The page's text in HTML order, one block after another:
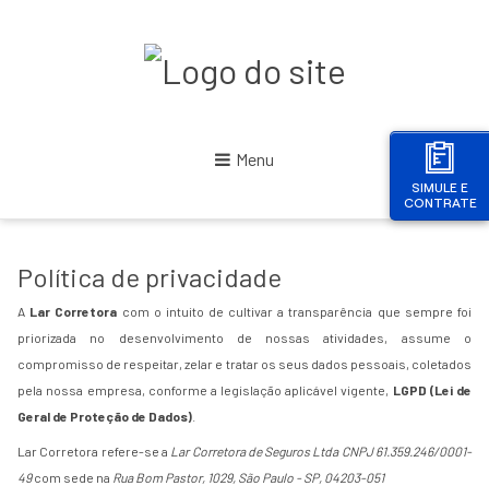
SIMULE E
CONTRATE
Menu
Política de privacidade
A Lar Corretora com o intuito de cultivar a transparência que sempre foi
priorizada no desenvolvimento de nossas atividades, assume o
compromisso de respeitar, zelar e tratar os seus dados pessoais, coletados
pela nossa empresa, conforme a legislação aplicável vigente, LGPD (Lei de
Geral de Proteção de Dados)
Lar Corretora refere-se a Lar Corretora de Seguros Ltda CNPJ 61.359.246/0001-
49com sede na Rua Bom Pastor, 1029, São Paulo - SP, 04203-051